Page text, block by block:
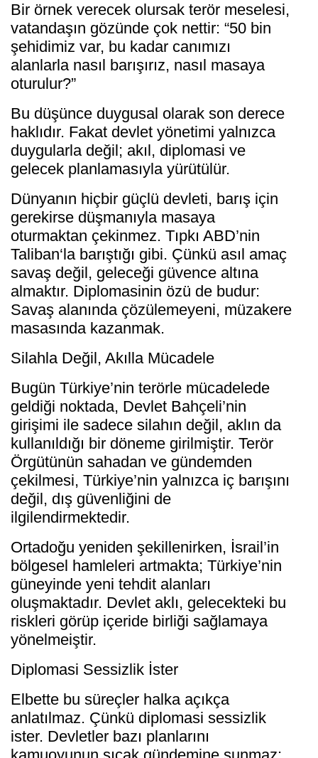
Bir örnek verecek olursak terör meselesi,
vatandaşın gözünde çok nettir: “50 bin
şehidimiz var, bu kadar canımızı
alanlarla nasıl barışırız, nasıl masaya
oturulur?”
Bu düşünce duygusal olarak son derece
haklıdır. Fakat devlet yönetimi yalnızca
duygularla değil; akıl, diplomasi ve
gelecek planlamasıyla yürütülür.
Dünyanın hiçbir güçlü devleti, barış için
gerekirse düşmanıyla masaya
oturmaktan çekinmez. Tıpkı ABD’nin
Taliban‘la barıştığı gibi. Çünkü asıl amaç
savaş değil, geleceği güvence altına
almaktır. Diplomasinin özü de budur:
Savaş alanında çözülemeyeni, müzakere
masasında kazanmak.
Silahla Değil, Akılla Mücadele
Bugün Türkiye’nin terörle mücadelede
geldiği noktada, Devlet Bahçeli’nin
girişimi ile sadece silahın değil, aklın da
kullanıldığı bir döneme girilmiştir. Terör
Örgütünün sahadan ve gündemden
çekilmesi, Türkiye’nin yalnızca iç barışını
değil, dış güvenliğini de
ilgilendirmektedir.
Ortadoğu yeniden şekillenirken, İsrail’in
bölgesel hamleleri artmakta; Türkiye’nin
güneyinde yeni tehdit alanları
oluşmaktadır. Devlet aklı, gelecekteki bu
riskleri görüp içeride birliği sağlamaya
yönelmeiştir.
Diplomasi Sessizlik İster
Elbette bu süreçler halka açıkça
anlatılmaz. Çünkü diplomasi sessizlik
ister. Devletler bazı planlarını